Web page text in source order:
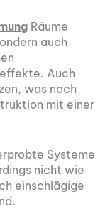
Räume
auch
Auch
was noch
mit einer
Systeme
nicht wie
einschlägige